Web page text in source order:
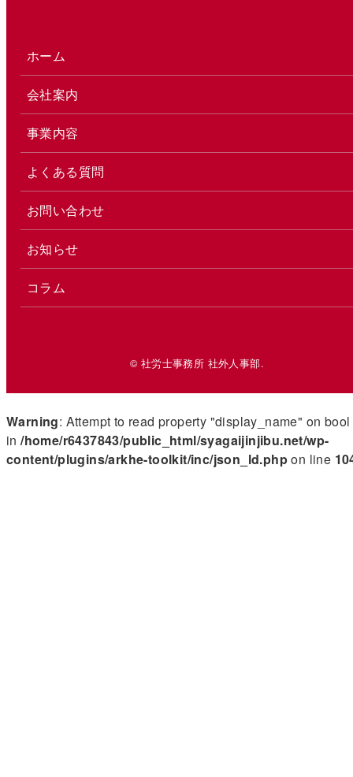
ホーム
会社案内
事業内容
よくある質問
お問い合わせ
お知らせ
コラム
© 社労士事務所 社外人事部.
Warning: Attempt to read property "display_name" on bool
in/home/r6437843/public_html/syagaijinjibu.net/wp-
content/plugins/arkhe-toolkit/inc/json_ld.phpon line